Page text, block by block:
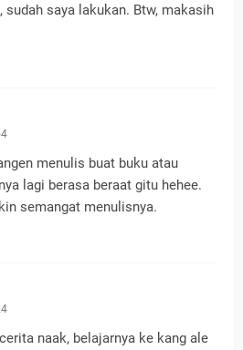
sudah saya lakukan. Btw, makasih
menulis buat buku atau
lagi berasa beraat gitu hehee.
semangat menulisnya.
naak, belajarnya ke kang ale